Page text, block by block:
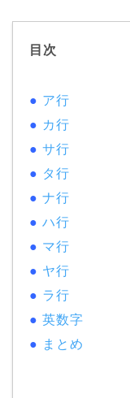
目次
● ア行
● カ行
● サ行
● タ行
● ナ行
● ハ行
● マ行
● ヤ行
● ラ行
● 英数字
● まとめ